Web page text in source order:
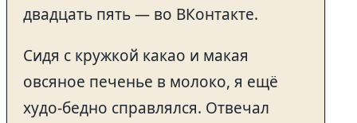
двадцать пять — во ВКонтакте.
Сидя с кружкой какао и макая
овсяное печенье в молоко, я ещё
худо-бедно справлялся. Отвечал